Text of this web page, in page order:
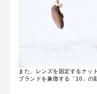
また、レンズを固定するナッ
ブランドを象徴する「10」の